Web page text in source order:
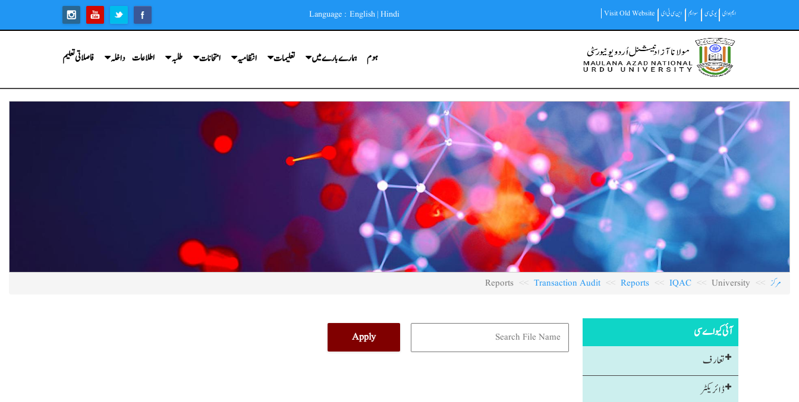
main
ایم او ای یو جی سی سوایم این سی ٹی ای Visit Old Website
Language : English | Hindi
Main
navigation
ہوم ہمارے بارے میں تعلیمات انتظامیہ امتحانات طلبہ اطلاعات داخلہ فاصلاتی تعلیم
مرکز IQAC
Reports
Transaction Audit
آئی کیو اے سی
تعارف
ڈائریکٹر